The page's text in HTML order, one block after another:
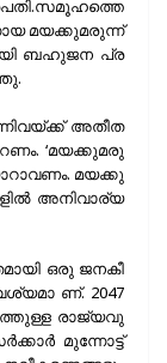
മ​യ​ക്കു​മ​രു​ന്ന്
ബ​ഹു​ജ​ന പ്ര​
അ​തീ​ത​
‘മ​യ​ക്കു​മ​രു​
മ​യ​ക്കു
അ​നി​വാ​ര്യ​
ഒ​രു ജ​ന​കീ​
ണ്. 2047
രാ​ജ്യ​വു​
മു​ന്നോ​ട്ട്